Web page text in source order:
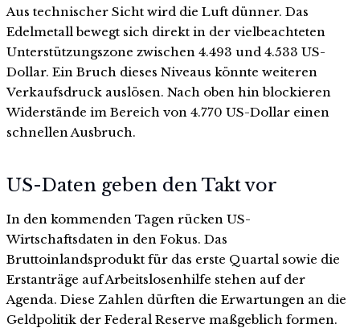
Aus technischer Sicht wird die Luft dünner. Das
Edelmetall bewegt sich direkt in der vielbeachteten
Unterstützungszone zwischen 4.493 und 4.533 US-
Dollar. Ein Bruch dieses Niveaus könnte weiteren
Verkaufsdruck auslösen. Nach oben hin blockieren
Widerstände im Bereich von 4.770 US-Dollar einen
schnellen Ausbruch.
US-Daten geben den Takt vor
In den kommenden Tagen rücken US-
Wirtschaftsdaten in den Fokus. Das
Bruttoinlandsprodukt für das erste Quartal sowie die
Erstanträge auf Arbeitslosenhilfe stehen auf der
Agenda. Diese Zahlen dürften die Erwartungen an die
Geldpolitik der Federal Reserve maßgeblich formen.